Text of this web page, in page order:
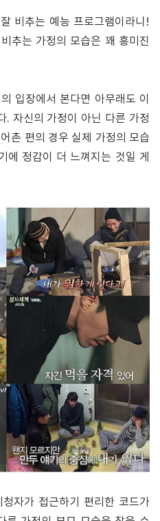
비추는 예능 프로그램이라니!
추는 가정의 모습은 꽤 흥미진
입장에서 본다면 아무래도 이
. 자신의 가정이 아닌 다른 가정
촌 편의 경우 실제 가정의 모습
에 정감이 더 느껴지는 것일 게
자가 접근하기 편리한 코드가